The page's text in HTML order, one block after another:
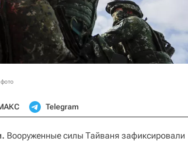
Telegram
Вооруженные силы Тайваня зафиксировали